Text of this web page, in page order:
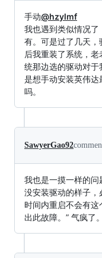
手动@hzylmf
我也遇到类似情况
有。可是过了几天
后我重装了系统，
统那边选的驱动对
是想手动安装英伟
吗。
SawyerGao92
我也是一摸一样的问
没安装驱动的样子
时间内重启不会有
出此故障。” 气疯了。